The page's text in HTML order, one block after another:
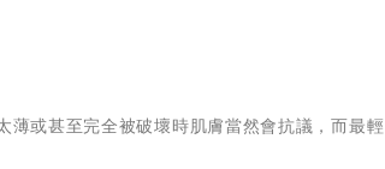
或甚至完全被破壞時肌膚當然會抗議，而最輕